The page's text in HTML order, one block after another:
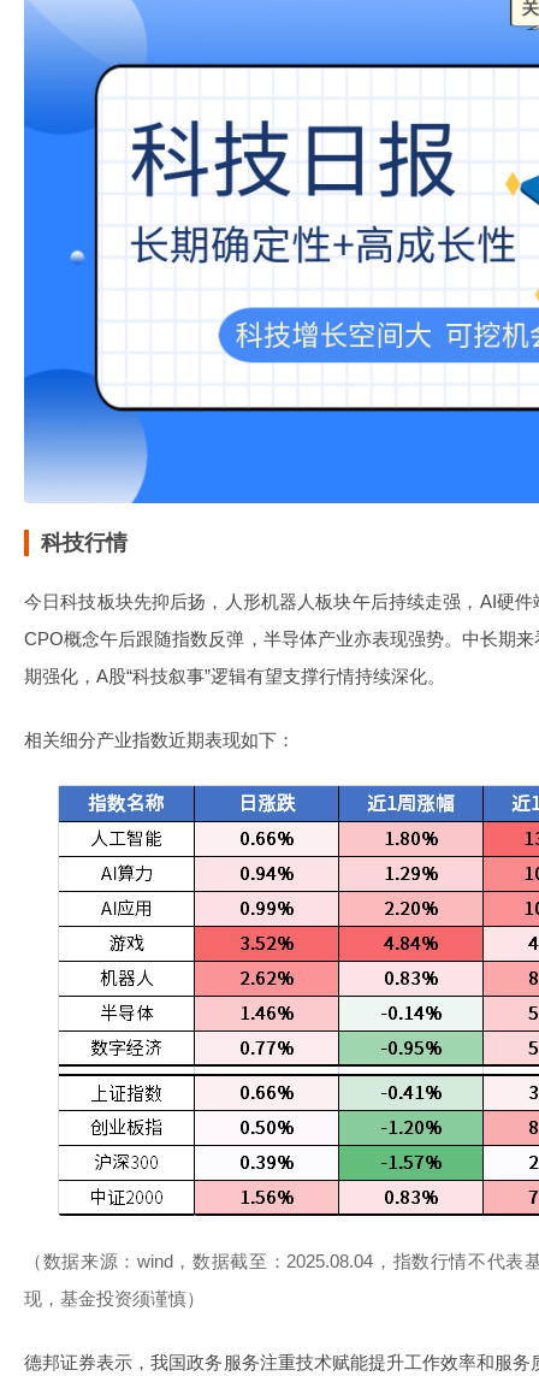
科技行情
今日科技板块先抑后扬，人形机器人板块午后持续走强，AI硬
CPO概念午后跟随指数反弹，半导体产业亦表现强势。中长期
期强化，A股“科技叙事”逻辑有望支撑行情持续深化。
相关细分产业指数近期表现如下：
（数据来源：wind，数据截至：2025.08.04，指数行情不代
现，基金投资须谨慎）
德邦证券表示，我国政务服务注重技术赋能提升工作效率和服务